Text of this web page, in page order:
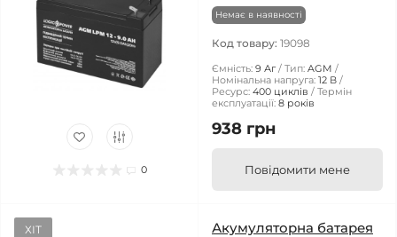
0
Немає в наявності
Код товару: 19098
Ємність: 9 Аг Тип: AGM
Номінальна напруга: 12 В
Ресурс: 400 циклів
Термін
експлуатації: 8 років
938 грн
Повідомити мене
ХІТ
Акумуляторна батарея